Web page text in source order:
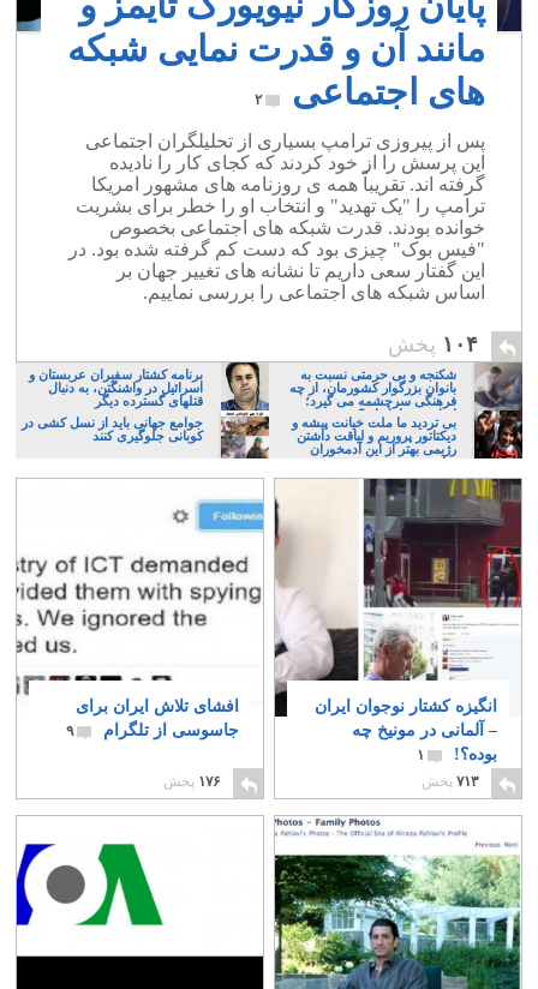
مانند آن و قدرت نمایی شبکه
های اجتماعی
۲
پس از پیروزی ترامپ بسیاری از تحلیلگران اجتماعی
این پرسش را از خود کردند که کجای کار را نادیده
گرفته اند. تقریباً همه ی روزنامه های مشهور امریکا
ترامپ را "یک تهدید" و انتخاب او را خطر برای بشریت
خوانده بودند. قدرت شبکه های اجتماعی بخصوص
"فیس بوک" چیزی بود که دست کم گرفته شده بود. در
این گفتار سعی داریم تا نشانه های تغییر جهان بر
اساس شبکه های اجتماعی را بررسی نماییم.
۱۰۴ پخش
شکنجه و بی حرمتی نسبت به
بانوان بزرگوار کشورمان، از چه
فرهنگی سرچشمه می گیرد؛
ایرانی، و یا تازیان؟
برنامه کشتار سفیران عربستان و
اسرائیل در واشنگتن، به دنبال
قتلهای گسترده دیگر
بی تردید ما ملت خیانت پیشه و
دیکتاتور پروریم و لیاقت داشتن
رژیمی بهتر از این آدمخوران
نداریم
جوامع جهانی باید از نسل کشی در
کوبانی جلوگیری کنند
انگیزه کشتار نوجوان ایران
– آلمانی در مونیخ چه
بوده؟!
۱
۷۱۳ پخش
افشای تلاش ایران برای
جاسوسی از تلگرام
۹
۱۷۶ پخش